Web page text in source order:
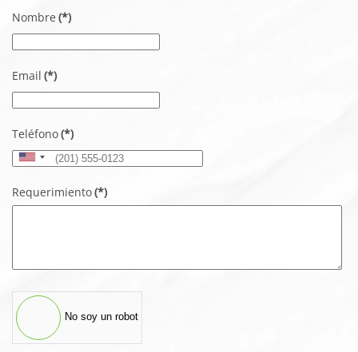
Nombre (*)
Email (*)
Teléfono(*)
United
States
+1
Requerimiento(*)
No soy un robot